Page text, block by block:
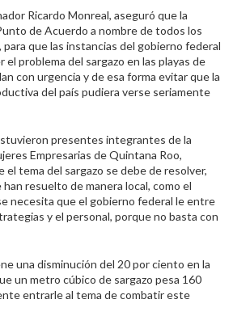
Ricardo Monreal, aseguró que la
de Acuerdo a nombre de todos los
que las instancias del gobierno federal
el problema del sargazo en las playas de
con urgencia y de esa forma evitar que la
del país pudiera verse seriamente
presentes integrantes de la
Empresarias de Quintana Roo,
el tema del sargazo se debe de resolver,
resuelto de manera local, como el
necesita que el gobierno federal le entre
y el personal, porque no basta con
una disminución del 20 por ciento en la
un metro cúbico de sargazo pesa 160
entrarle al tema de combatir este